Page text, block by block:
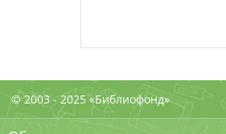
© 2003 - 2025 «Библиофонд»